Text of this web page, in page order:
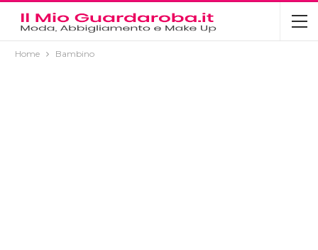
Home Bambino